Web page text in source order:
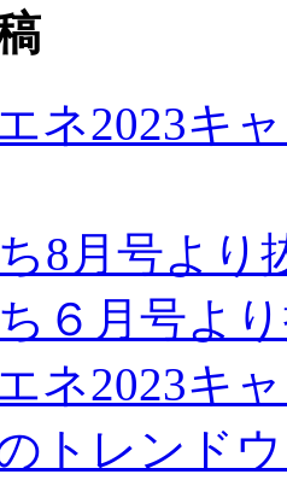
ネ2023キ
8月号よ
６月号よ
ネ2023キ
のトレンド